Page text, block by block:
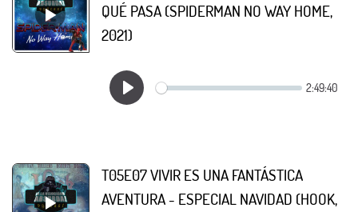
QUÉ PASA (SPIDERMAN NO WAY HOME,
2021)
T05E07 VIVIR ES UNA FANTÁSTICA
AVENTURA - ESPECIAL NAVIDAD (HOOK,